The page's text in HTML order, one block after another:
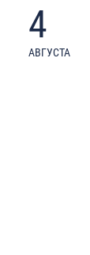
4
АВГУСТА